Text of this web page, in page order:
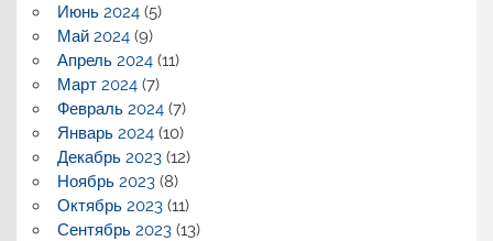
Июнь 2024(5)
Май 2024(9)
Апрель 2024(11)
Март 2024(7)
Февраль 2024(7)
Январь 2024(10)
Декабрь 2023(12)
Ноябрь 2023(8)
Октябрь 2023(11)
Сентябрь 2023(13)